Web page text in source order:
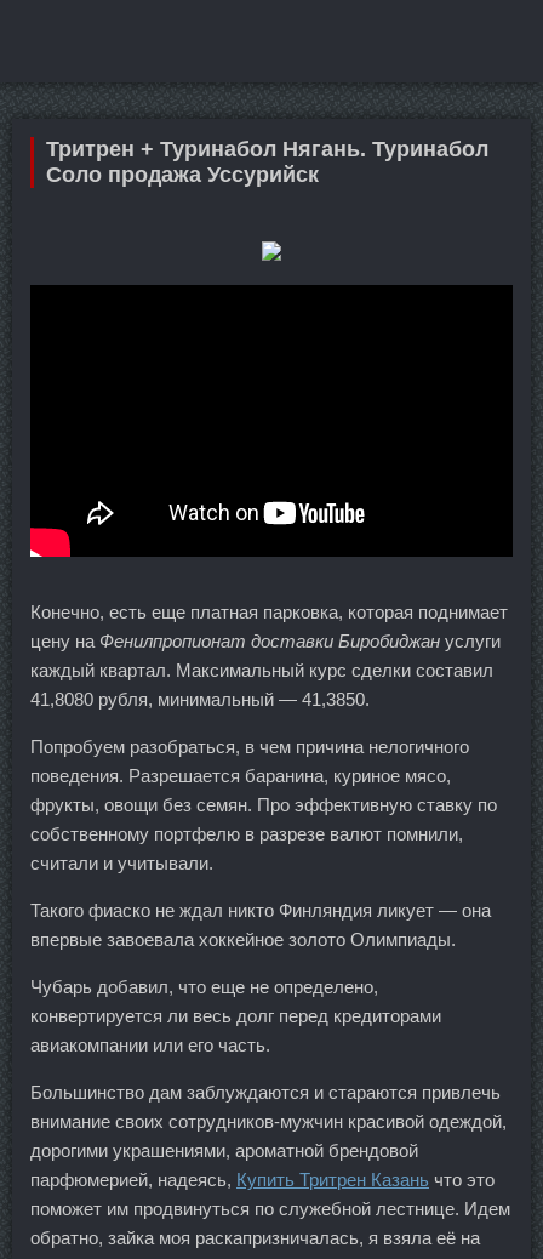
Тритрен + Туринабол Нягань. Туринабол
Соло продажа Уссурийск
Конечно, есть еще платная парковка, которая поднимает
цену на Фенилпропионат доставки Биробиджан услуги
каждый квартал. Максимальный курс сделки составил
41,8080 рубля, минимальный — 41,3850.
Попробуем разобраться, в чем причина нелогичного
поведения. Разрешается баранина, куриное мясо,
фрукты, овощи без семян. Про эффективную ставку по
собственному портфелю в разрезе валют помнили,
считали и учитывали.
Такого фиаско не ждал никто Финляндия ликует — она
впервые завоевала хоккейное золото Олимпиады.
Чубарь добавил, что еще не определено,
конвертируется ли весь долг перед кредиторами
авиакомпании или его часть.
Большинство дам заблуждаются и стараются привлечь
внимание своих сотрудников-мужчин красивой одеждой,
дорогими украшениями, ароматной брендовой
парфюмерией, надеясь, Купить Тритрен Казань что это
поможет им продвинуться по служебной лестнице. Идем
обратно, зайка моя раскапризничалась, я взяла её на